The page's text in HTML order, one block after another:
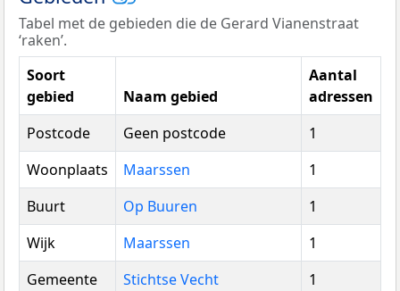
Tabel met de gebieden die de Gerard Vianenstraat
‘raken’.
Soort
gebied
Naam gebied
Aantal
adressen
Postcode
Geen postcode
1
Woonplaats
Maarssen
1
Buurt
Op Buuren
1
Wijk
Maarssen
1
Gemeente
Stichtse Vecht 1